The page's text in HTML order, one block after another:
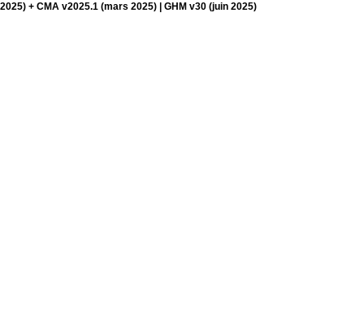
2025) + CMA v2025.1 (mars 2025) | GHM v30 (juin 2025)